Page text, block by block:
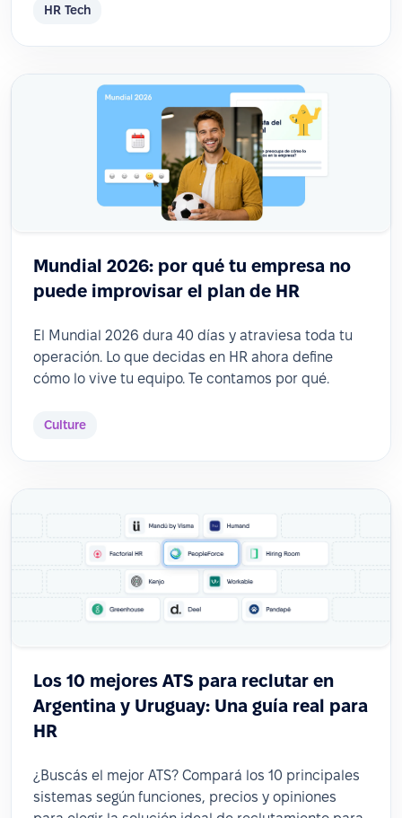
HR Tech
Mundial 2026: por qué tu empresa no
puede improvisar el plan de HR
El Mundial 2026 dura 40 días y atraviesa toda tu
operación. Lo que decidas en HR ahora define
cómo lo vive tu equipo. Te contamos por qué.
Culture
Los 10 mejores ATS para reclutar en
Argentina y Uruguay: Una guía real para
HR
¿Buscás el mejor ATS? Compará los 10 principales
sistemas según funciones, precios y opiniones